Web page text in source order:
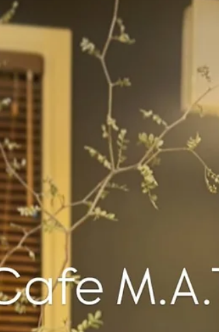
待ちしております。 ⁡ ※キャンセル待ちも承って
ります。 大変お手数ではございますが、ご希望
お日にちがございましたら、お電話を頂けますと
幸いです ⁡ おまけ __ ________________